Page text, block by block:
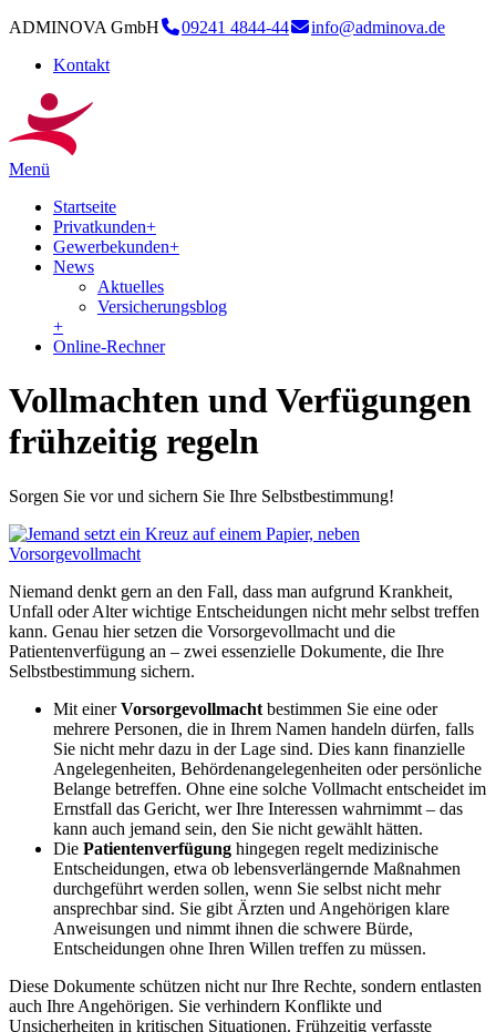
ADMINOVA GmbH 09241 4844-44
info@adminova.de
Kontakt
Menü
Startseite
Privatkunden+
Gewerbekunden+
News
Aktuelles
Versicherungsblog
+
Online-Rechner
Vollmachten und Verfügungen
frühzeitig regeln
Sorgen Sie vor und sichern Sie Ihre Selbstbestimmung!
Niemand denkt gern an den Fall, dass man aufgrund Krankheit,
Unfall oder Alter wichtige Entscheidungen nicht mehr selbst treffen
kann. Genau hier setzen die Vorsorgevollmacht und die
Patientenverfügung an – zwei essenzielle Dokumente, die Ihre
Selbstbestimmung sichern.
Mit einerVorsorgevollmacht bestimmen Sie eine oder
mehrere Personen, die in Ihrem Namen handeln dürfen, falls
Sie nicht mehr dazu in der Lage sind. Dies kann finanzielle
Angelegenheiten, Behördenangelegenheiten oder persönliche
Belange betreffen. Ohne eine solche Vollmacht entscheidet im
Ernstfall das Gericht, wer Ihre Interessen wahrnimmt – das
kann auch jemand sein, den Sie nicht gewählt hätten.
Die Patientenverfügung hingegen regelt medizinische
Entscheidungen, etwa ob lebensverlängernde Maßnahmen
durchgeführt werden sollen, wenn Sie selbst nicht mehr
ansprechbar sind. Sie gibt Ärzten und Angehörigen klare
Anweisungen und nimmt ihnen die schwere Bürde,
Entscheidungen ohne Ihren Willen treffen zu müssen.
Diese Dokumente schützen nicht nur Ihre Rechte, sondern entlasten
auch Ihre Angehörigen. Sie verhindern Konflikte und
Unsicherheiten in kritischen Situationen. Frühzeitig verfasste